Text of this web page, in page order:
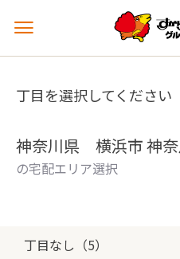
メ
ュ
を
丁目を選択してください
神奈川県 横浜市 神
の宅配エリア選択
丁目なし（5）